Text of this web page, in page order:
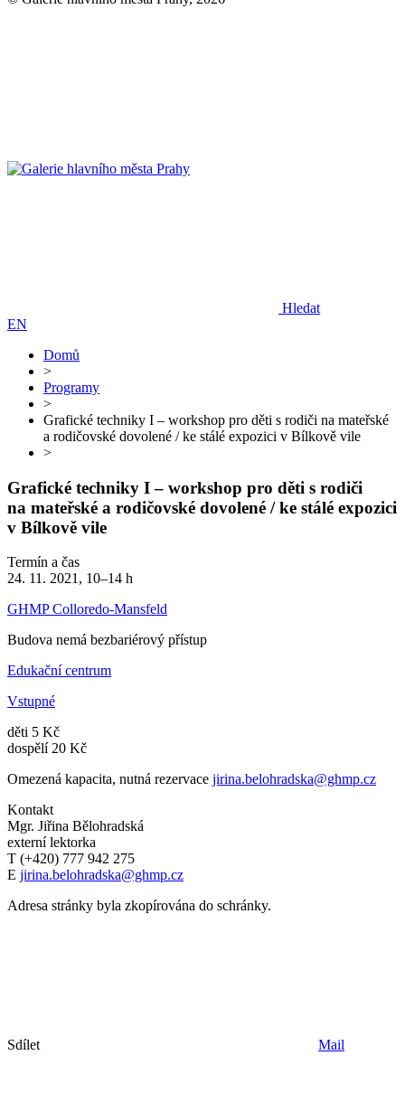
Hledat
EN
Domů
>
Programy
>
Grafické techniky I – workshop pro děti s rodiči na mateřské
a rodičovské dovolené / ke stálé expozici v Bílkově vile
>
Grafické techniky I – workshop pro děti s rodiči
na mateřské a rodičovské dovolené / ke stálé expozici
v Bílkově vile
Termín a čas
24. 11. 2021, 10–14 h
GHMP Colloredo-Mansfeld
Budova nemá bezbariérový přístup
Edukační centrum
Vstupné
děti 5 Kč
dospělí 20 Kč
Omezená kapacita, nutná rezervace jirina.belohradska@ghmp.cz
Kontakt
Mgr. Jiřina Bělohradská
externí lektorka
T (+420) 777 942 275
E jirina.belohradska@ghmp.cz
Adresa stránky byla zkopírována do schránky.
Sdílet Mail